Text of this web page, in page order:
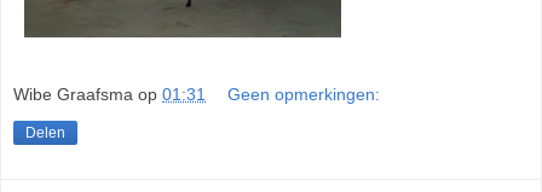
Wibe Graafsma op 01:31 Geen opmerkingen:
Delen